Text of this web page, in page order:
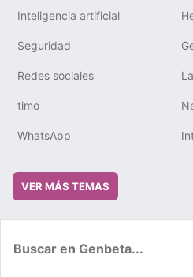
Inteligencia artificial
Seguridad
Redes sociales
timo
WhatsApp
VER MÁS TEMAS